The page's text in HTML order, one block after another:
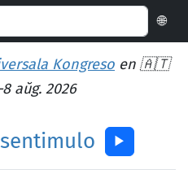
🌐
Kongreso en 🇦🇹
aŭg. 2026
sentimulo ▶︎